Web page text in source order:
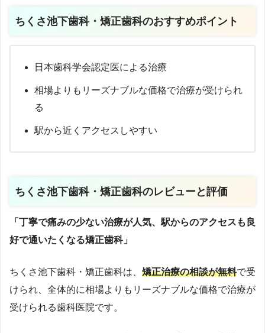
ちくさ池下歯科・矯正歯科のおすすめポイント
日本歯科学会認定医による治療
相場よりもリーズナブルな価格で治療が受けられ
る
駅から近くアクセスしやすい
ちくさ池下歯科・矯正歯科のレビューと評価
「丁寧で痛みの少ない治療が人気、駅からのアクセスも良
好で通いたくなる矯正歯科」
ちくさ池下歯科・矯正歯科は、 矯正治療の相談が無料で受
けられ、全体的に相場よりもリーズナブルな価格で治療が
受けられる歯科医院です。